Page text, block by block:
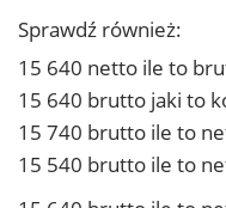
Sprawdź również:
15 640 netto ile to
15 640 brutto jaki to
15 740 brutto ile to
15 540 brutto ile to